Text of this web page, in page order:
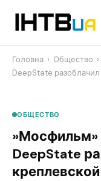
Головна › Общество ›
DeepState
ОБЩЕСТВО
DeepState